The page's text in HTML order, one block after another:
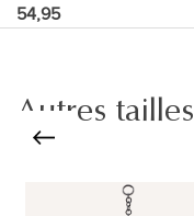
54,95
Autres tailles